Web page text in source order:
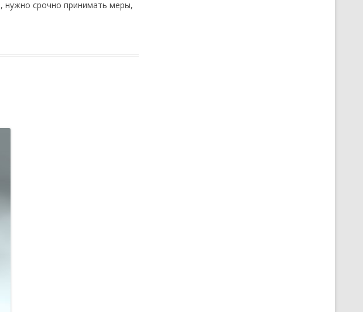
нужно срочно принимать меры,